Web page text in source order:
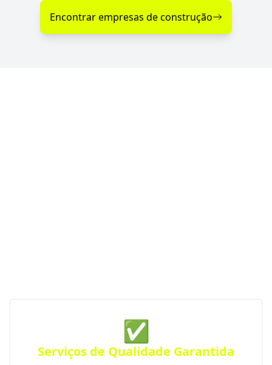
Encontrar empresas de construção
✅
Serviços de Qualidade Garantida